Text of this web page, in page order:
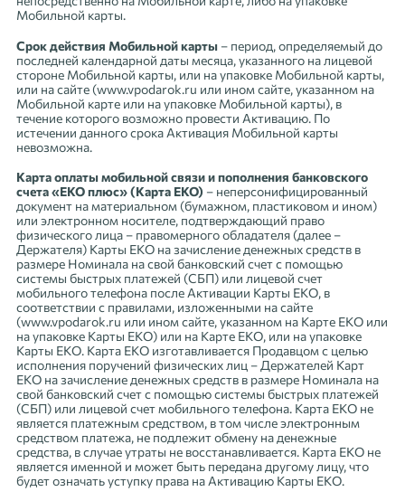
Мобильной карты.
Срок действия Мобильной карты – период, определяемый до
последней календарной даты месяца, указанного на лицевой
стороне Мобильной карты, или на упаковке Мобильной карты,
или на сайте (www.vpodarok.ru или ином сайте, указанном на
Мобильной карте или на упаковке Мобильной карты), в
течение которого возможно провести Активацию. По
истечении данного срока Активация Мобильной карты
невозможна.
Карта оплаты мобильной связи и пополнения банковского
счета «ЕКО плюс» (Карта ЕКО) – неперсонифицированный
документ на материальном (бумажном, пластиковом и ином)
или электронном носителе, подтверждающий право
физического лица – правомерного обладателя (далее –
Держателя) Карты ЕКО на зачисление денежных средств в
размере Номинала на свой банковский счет с помощью
системы быстрых платежей (СБП) или лицевой счет
мобильного телефона после Активации Карты ЕКО, в
соответствии с правилами, изложенными на сайте
(www.vpodarok.ru или ином сайте, указанном на Карте ЕКО или
на упаковке Карты ЕКО) или на Карте ЕКО, или на упаковке
Карты ЕКО. Карта ЕКО изготавливается Продавцом с целью
исполнения поручений физических лиц – Держателей Карт
ЕКО на зачисление денежных средств в размере Номинала на
свой банковский счет с помощью системы быстрых платежей
(СБП) или лицевой счет мобильного телефона. Карта ЕКО не
является платежным средством, в том числе электронным
средством платежа, не подлежит обмену на денежные
средства, в случае утраты не восстанавливается. Карта ЕКО не
является именной и может быть передана другому лицу, что
будет означать уступку права на Активацию Карты ЕКО.